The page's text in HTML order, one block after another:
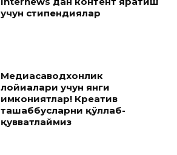
учун стипендиялар
Медиасаводхонлик
лойиҳалари учун янги
имкониятлар! Креатив
ташаббусларни қўллаб-
қувватлаймиз